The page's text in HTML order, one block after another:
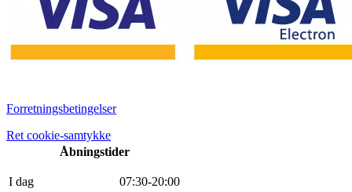
Forretningsbetingelser
Ret cookie-samtykke
Åbningstider
I dag 07:30-20:00